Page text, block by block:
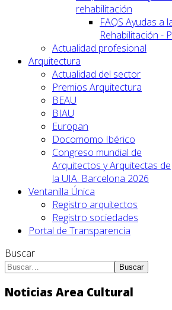
rehabilitación
FAQS Ayudas a
Rehabilitación -
Actualidad profesional
Arquitectura
Actualidad del sector
Premios Arquitectura
BEAU
BIAU
Europan
Docomomo Ibérico
Congreso mundial de
Arquitectos y Arquitectas de
la UIA. Barcelona 2026
Ventanilla Única
Registro arquitectos
Registro sociedades
Portal de Transparencia
Buscar
Buscar
Noticias Area Cultural